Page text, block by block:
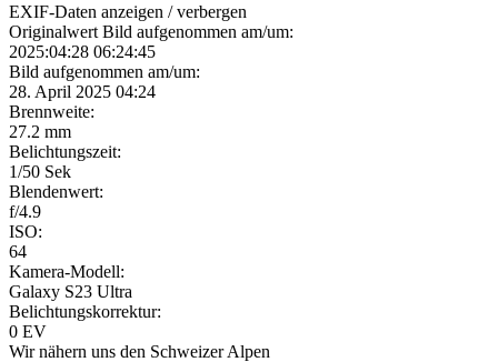
EXIF-Daten anzeigen / verbergen
Originalwert Bild aufgenommen am/um:
2025:04:28 06:24:45
Bild aufgenommen am/um:
28. April 2025 04:24
Brennweite:
27.2 mm
Belichtungszeit:
1/50 Sek
Blendenwert:
f/4.9
ISO:
64
Kamera-Modell:
Galaxy S23 Ultra
Belichtungskorrektur:
0 EV
Wir nähern uns den Schweizer Alpen